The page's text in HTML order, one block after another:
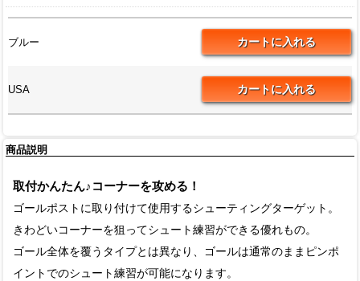
ブルー
USA
商品説明
取付かんたん♪コーナーを攻める！
ゴールポストに取り付けて使用するシューティングターゲット。
きわどいコーナーを狙ってシュート練習ができる優れもの。
ゴール全体を覆うタイプとは異なり、ゴールは通常のままピンポ
イントでのシュート練習が可能になります。